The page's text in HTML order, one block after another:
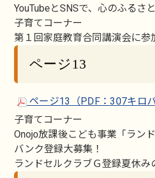
YouTubeとSNSで、心のふるさ
子育てコーナー
第１回家庭教育合同講演会に参
ページ13
ページ13（PDF：307キロ
子育てコーナー
Onojo放課後こども事業「ラン
バンク登録大募集！
ランドセルクラブＧ登録夏休み